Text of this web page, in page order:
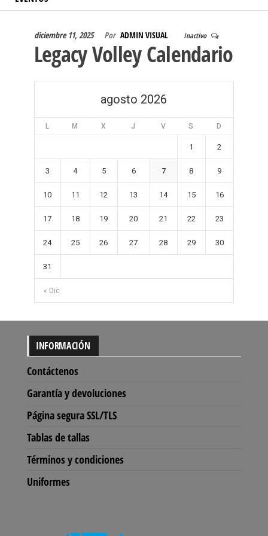
diciembre 11, 2025 Por ADMIN VISUAL Inactivo
Legacy Volley Calendario
agosto 2026
L M X J V S D
« Dic
1 2
3 4 5 6 7 8 9
10 11 12 13 14 15 16
17 18 19 20 21 22 23
24 25 26 27 28 29 30
31
INFORMACIÓN
Contáctenos
Garantía y devoluciones
Página segura SSL/TLS
Tablas de tallas
Términos y condiciones
Uniformes